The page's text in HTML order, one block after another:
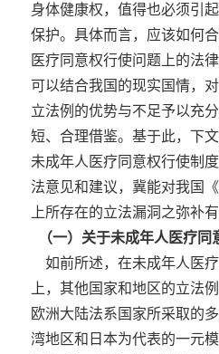
身体健康权，值得也必须引
保护。具体而言，应该如何
医疗同意权行使问题上的法
可以结合我国的现实国情，
立法例的优势与不足予以充
短、合理借鉴。基于此，下
未成年人医疗同意权行使制
法意见和建议，冀能对我国
上所存在的立法漏洞之弥补有
（一）关于未成年人医疗同
如前所述，在未成年人医
上，其他国家和地区的立法
欧洲大陆法系国家所采取的
湾地区和日本为代表的一元